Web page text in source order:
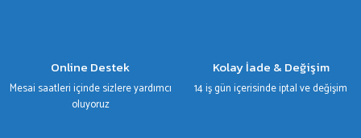
Online Destek
Mesai saatleri içinde sizlere yardımcı
oluyoruz
Kolay İade & Değişim
14 iş gün içerisinde iptal ve değişim